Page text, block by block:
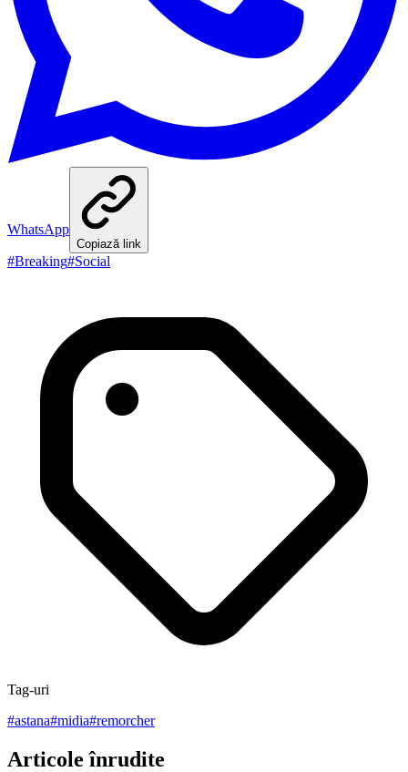
WhatsApp
Copiază link
#Breaking#Social
Tag-uri
#astana#midia#remorcher
Articole înrudite